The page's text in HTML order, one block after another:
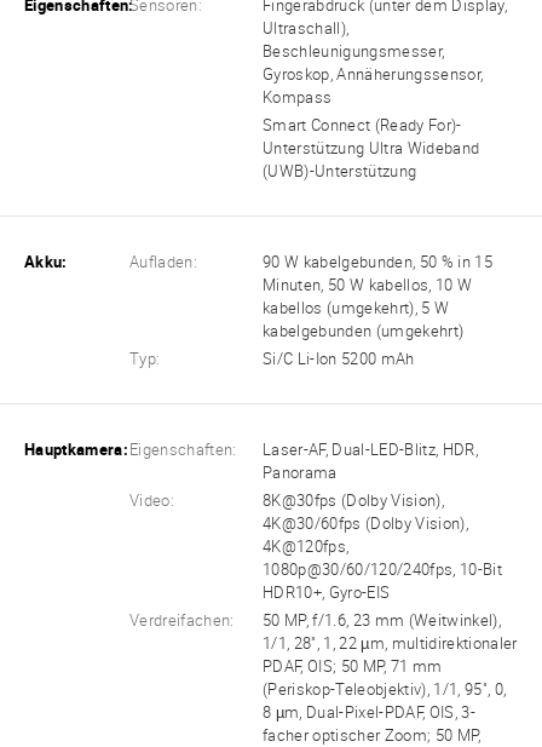
Eigenschaften:Sensoren:
Fingerabdruck (unter dem Display,
Ultraschall),
Beschleunigungsmesser,
Gyroskop, Annäherungssensor,
Kompass
Smart Connect (Ready For)-
Unterstützung Ultra Wideband
(UWB)-Unterstützung
Akku: Aufladen:
90 W kabelgebunden, 50 % in 15
Minuten, 50 W kabellos, 10 W
kabellos (umgekehrt), 5 W
kabelgebunden (umgekehrt)
Typ:
Si/C Li-Ion 5200 mAh
Hauptkamera: Eigenschaften:
Laser-AF, Dual-LED-Blitz, HDR,
Panorama
Video:
8K@30fps (Dolby Vision),
4K@30/60fps (Dolby Vision),
4K@120fps,
1080p@30/60/120/240fps, 10-Bit
HDR10+, Gyro-EIS
Verdreifachen:
50 MP, f/1.6, 23 mm (Weitwinkel),
1/1, 28", 1, 22 µm, multidirektionaler
PDAF, OIS; 50 MP, 71 mm
(Periskop-Teleobjektiv), 1/1, 95", 0,
8 µm, Dual-Pixel-PDAF, OIS, 3-
facher optischer Zoom; 50 MP,